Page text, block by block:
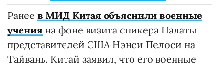
Ранее в МИД Китая объяснили военные
учения на фоне визита спикера Палаты
представителей США Нэнси Пелоси на
Тайвань. Китай заявил, что его военные